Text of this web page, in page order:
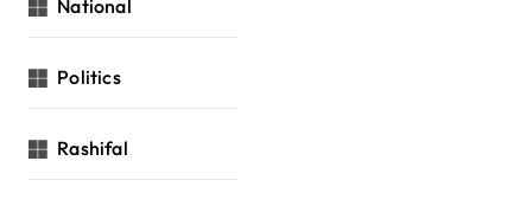
National
Politics
Rashifal